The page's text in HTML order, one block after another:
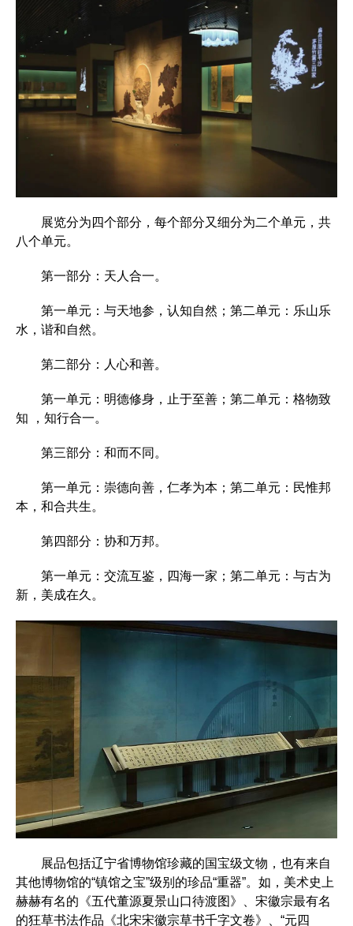
展览分为四个部分，每个部分又细分为二个单元，共
八个单元。
第一部分：天人合一。
第一单元：与天地参，认知自然；第二单元：乐山乐
水，谐和自然。
第二部分：人心和善。
第一单元：明德修身，止于至善；第二单元：格物致
知 ，知行合一。
第三部分：和而不同。
第一单元：崇德向善，仁孝为本；第二单元：民惟邦
本，和合共生。
第四部分：协和万邦。
第一单元：交流互鉴，四海一家；第二单元：与古为
新，美成在久。
展品包括辽宁省博物馆珍藏的国宝级文物，也有来自
其他博物馆的“镇馆之宝”级别的珍品“重器”。如，美术史上
赫赫有名的《五代董源夏景山口待渡图》、宋徽宗最有名
的狂草书法作品《北宋宋徽宗草书千字文卷》、“元四